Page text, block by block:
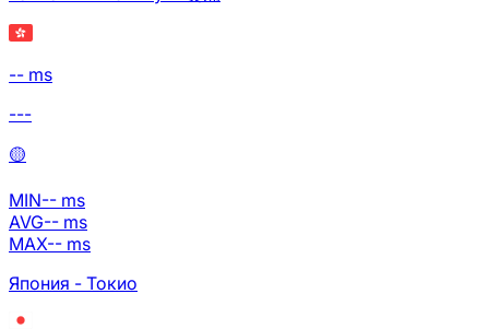
-- ms
---
🟡
MIN-- ms
AVG-- ms
MAX-- ms
Япония - Токио